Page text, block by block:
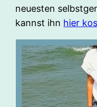
neuesten
kannst ihn hier